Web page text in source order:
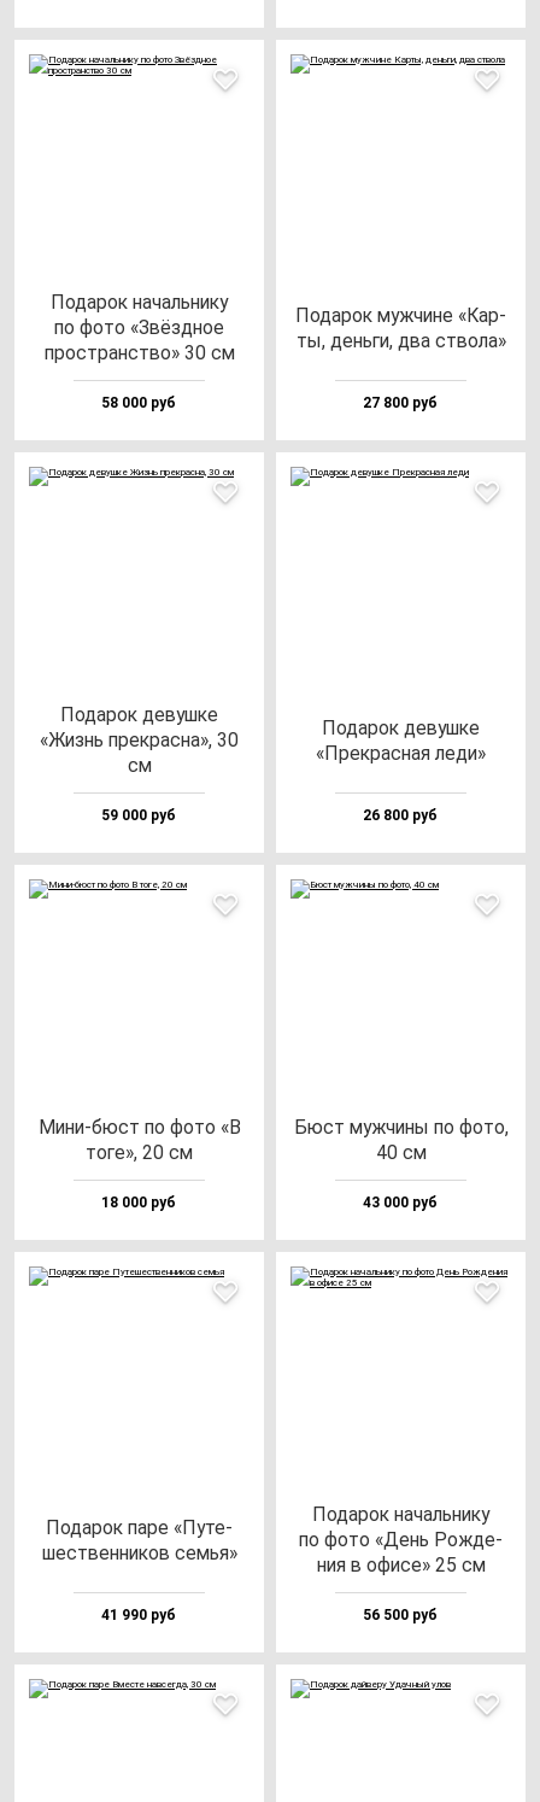
Пода­рок на­чаль­ни­ку
по фо­то «Звёз­дное
прос­транс­тво» 30 см
58 000 руб
Пода­рок муж­чи­не «Кар­
ты, день­ги, два ство­ла»
27 800 руб
Пода­рок де­вуш­ке
«Жизнь прек­рас­на», 30
см
59 000 руб
Пода­рок де­вуш­ке
«Прек­рас­ная ле­ди»
26 800 руб
Мини-бюст по фо­то «В
то­ге», 20 см
18 000 руб
Бюст муж­чи­ны по фо­то,
40 см
43 000 руб
Пода­рок па­ре «Путе­
шес­твен­ни­ков семья»
41 990 руб
Пода­рок на­чаль­ни­ку
по фо­то «День Рож­де­
ния в офи­се» 25 см
56 500 руб